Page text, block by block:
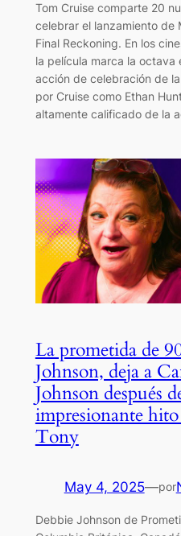
Tom Cruise comparte 20
celebrar el lanzamiento de
Final Reckoning. En los
la película marca la
acción de celebración de
por Cruise como Ethan
altamente calificado de la
La prometida de
Johnson, deja a
Johnson después
impresionante
Tony
May 4, 2025—por
Debbie Johnson de